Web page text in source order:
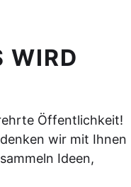
WIRD
Öffentlichkeit!
wir mit Ihnen
Ideen,